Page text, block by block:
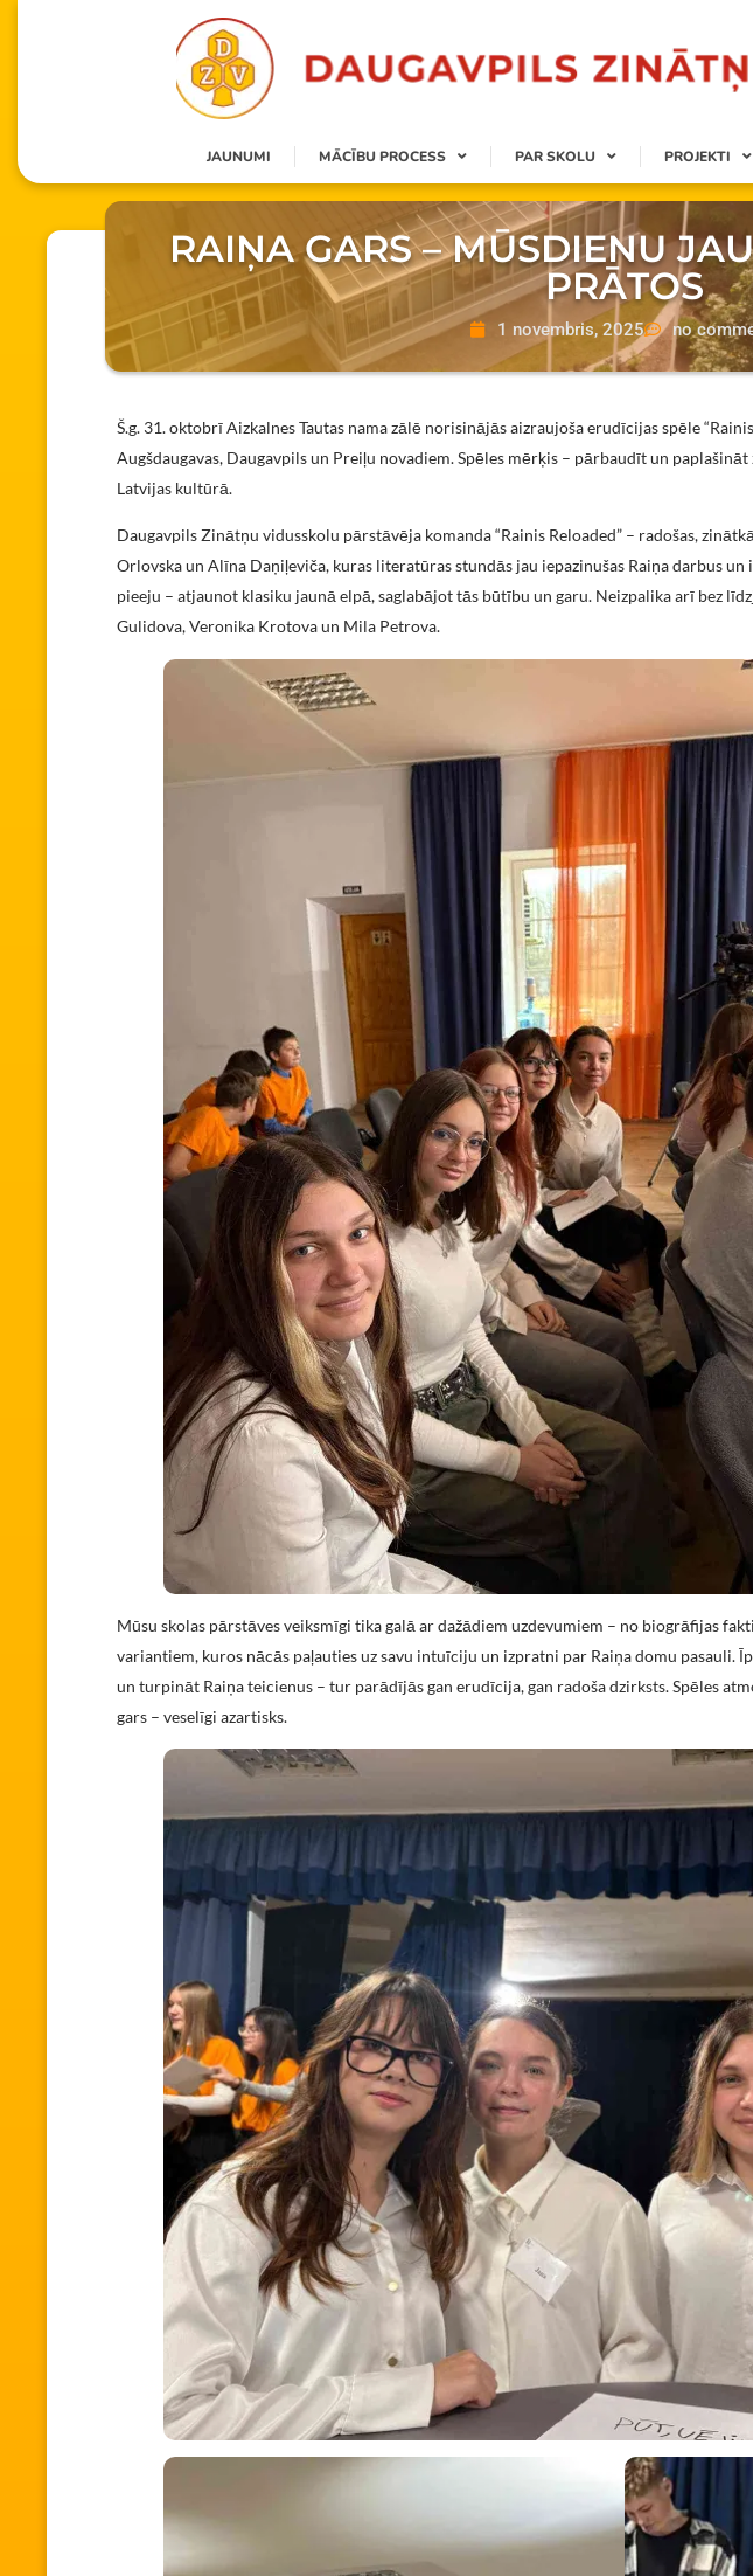
JAUNUMI MĀCĪBU PROCESS PAR SKOLU PROJEKTI
RAIŅA GARS – MŪSDIENU
PRĀTOS
1 novembris, 2025 no
Š.g. 31. oktobrī Aizkalnes Tautas nama zālē norisinājās aizraujoša erudīcijas spēle
Augšdaugavas, Daugavpils un Preiļu novadiem. Spēles mērķis – pārbaudīt un
Latvijas kultūrā.
Daugavpils Zinātņu vidusskolu pārstāvēja komanda “Rainis Reloaded” – radošas,
Orlovska un Alīna Daņiļeviča, kuras literatūras stundās jau iepazinušas Raiņa darbus
pieeju – atjaunot klasiku jaunā elpā, saglabājot tās būtību un garu. Neizpalika arī bez
Gulidova, Veronika Krotova un Mila Petrova.
Mūsu skolas pārstāves veiksmīgi tika galā ar dažādiem uzdevumiem – no biogrāfijas
variantiem, kuros nācās paļauties uz savu intuīciju un izpratni par Raiņa domu pasauli.
un turpināt Raiņa teicienus – tur parādījās gan erudīcija, gan radoša dzirksts. Spēles
gars – veselīgi azartisks.